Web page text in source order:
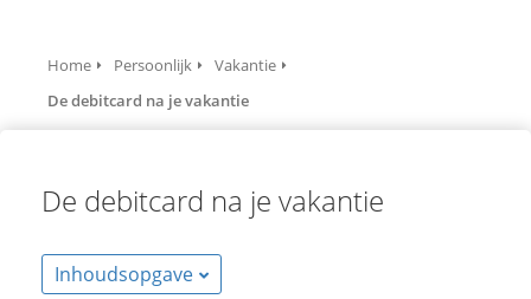
Home Persoonlijk
Vakantie
De debitcard na je vakantie
De debitcard na je vakantie
Inhoudsopgave